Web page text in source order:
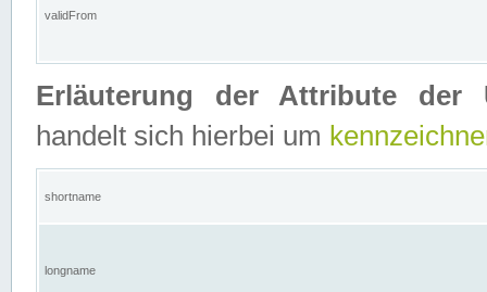
validFrom
Erläuterung der Attribute der
handelt sich hierbei um
shortname
longname